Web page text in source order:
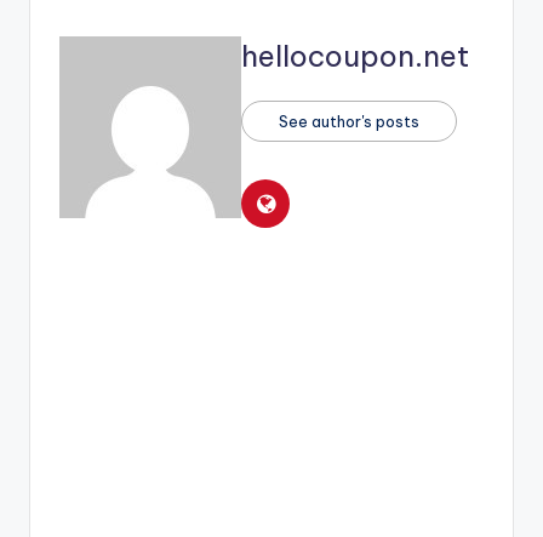
hellocoupon.net
See author's posts